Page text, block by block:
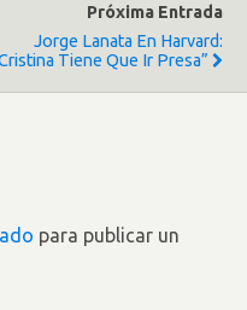
Próxima Entrada
Jorge Lanata En Harvard:
Tiene Que Ir Presa”
para publicar un